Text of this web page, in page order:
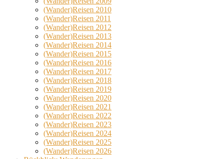
(Wander)Reisen 2010
(Wander)Reisen 2011
(Wander)Reisen 2012
(Wander)Reisen 2013
(Wander)Reisen 2014
(Wander)Reisen 2015
(Wander)Reisen 2016
(Wander)Reisen 2017
(Wander)Reisen 2018
(Wander)Reisen 2019
(Wander)Reisen 2020
(Wander)Reisen 2021
(Wander)Reisen 2022
(Wander)Reisen 2023
(Wander)Reisen 2024
(Wander)Reisen 2025
(Wander)Reisen 2026